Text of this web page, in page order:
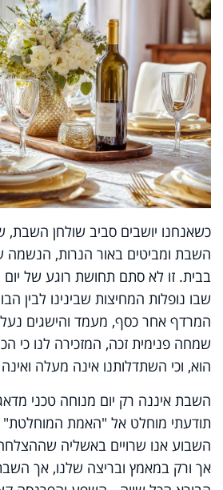
כשאנחנו יושבים סביב שולחן השבת,
השבת ומביטים באור הנרות, הנשמה
בבית. זו לא סתם תחושת רוגע של
שבו נופלות המחיצות שבינינו לבין
המרדף אחר כסף, מעמד והישגים
שמחה פנימית זכה, המזכירה לנו כי
הוא, וכי השתדלותנו אינה מעלה
השבת איננה רק יום מנוחה טכני
תודעתי מוחלט אל "האמת
השבוע אנו שרויים באשליה שההצלחה
אך ורק במאמץ ובריצה שלנו, אך